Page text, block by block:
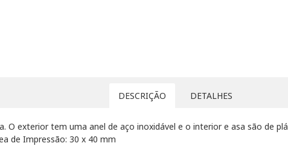
DESCRIÇÃO DETALHES
O exterior tem uma anel de aço inoxidável e o interior e asa são de
de Impressão: 30 x 40 mm